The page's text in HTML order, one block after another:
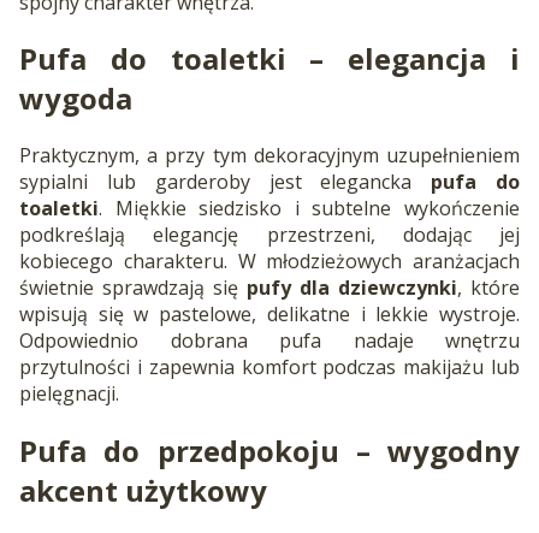
Pufa do toaletki – elegancja i
wygoda
Praktycznym, a przy tym dekoracyjnym uzupełnieniem
sypialni lub garderoby jest elegancka pufa do
toaletki. Miękkie siedzisko i subtelne wykończenie
podkreślają elegancję przestrzeni, dodając jej
kobiecego charakteru. W młodzieżowych aranżacjach
świetnie sprawdzają się pufy dla dziewczynki, które
wpisują się w pastelowe, delikatne i lekkie wystroje.
Odpowiednio dobrana pufa nadaje wnętrzu
przytulności i zapewnia komfort podczas makijażu lub
pielęgnacji.
Pufa do przedpokoju – wygodny
akcent użytkowy